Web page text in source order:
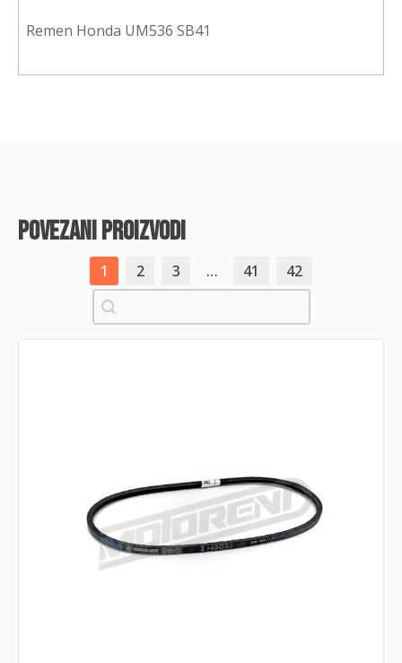
Remen Honda UM536 SB41
povezani proizvodi
1 2 3 … 41
42
Pretraži